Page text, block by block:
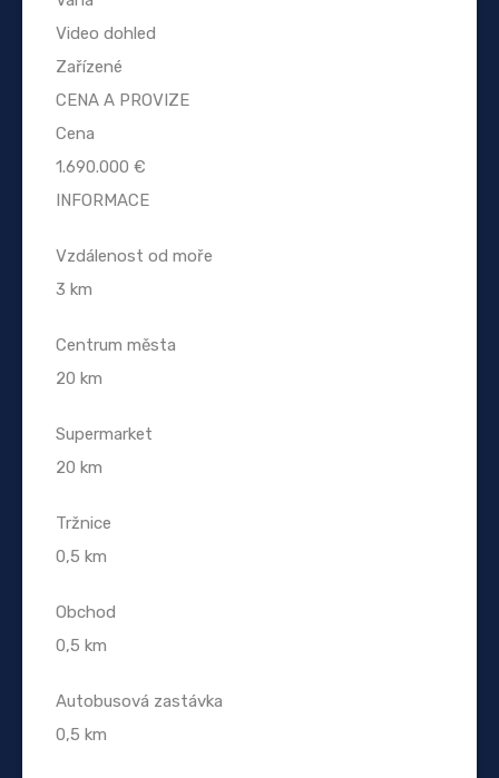
Video dohled
Zařízené
CENA A PROVIZE
Cena
1.690.000 €
INFORMACE
Vzdálenost od moře
3 km
Centrum města
20 km
Supermarket
20 km
Tržnice
0,5 km
Obchod
0,5 km
Autobusová zastávka
0,5 km